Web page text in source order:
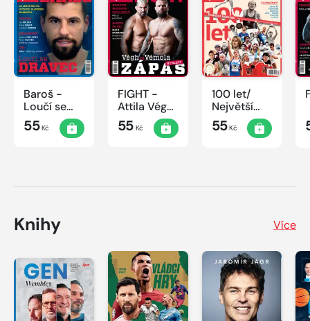
Baroš -
Loučí se
dravec
55Kč
FIGHT -
Attila Végh
vs. Karlos
Vémola
55Kč
100 let/
Největší
okamžiky
českého
55Kč
Knihy Více